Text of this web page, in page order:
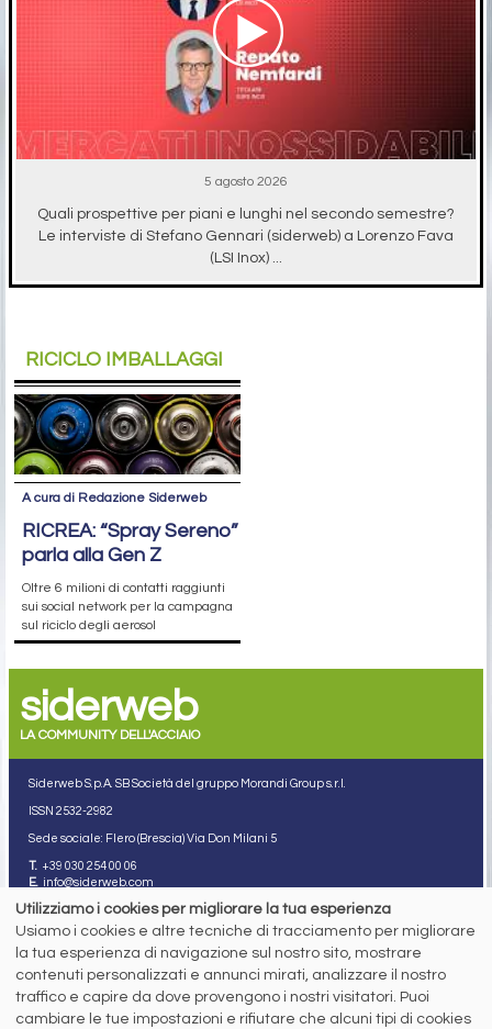
5 agosto 2026
Quali prospettive per piani e lunghi nel secondo semestre?
Le interviste di Stefano Gennari (siderweb) a Lorenzo Fava
(LSI Inox) ...
RICICLO IMBALLAGGI
A cura di Redazione Siderweb
RICREA: “Spray Sereno”
parla alla Gen Z
Oltre 6 milioni di contatti raggiunti
sui social network per la campagna
sul riciclo degli aerosol
siderweb
LA COMMUNITY DELL'ACCIAIO
Siderweb S.p.A. SB Società del gruppo Morandi Group s.r.l.
ISSN 2532-2982
Sede sociale: Flero (Brescia) Via Don Milani 5
T. +39 030 254 00 06
E. info@siderweb.com
Copyright siderweb spa sb
Tutti i diritti sono riservati
Privacy policy
Cookie policy
Digital Services Act Policy
Utilizziamo i cookies per migliorare la tua esperienza
Usiamo i cookies e altre tecniche di tracciamento per migliorare
la tua esperienza di navigazione sul nostro sito, mostrare
contenuti personalizzati e annunci mirati, analizzare il nostro
traffico e capire da dove provengono i nostri visitatori. Puoi
cambiare le tue impostazioni e rifiutare che alcuni tipi di cookies